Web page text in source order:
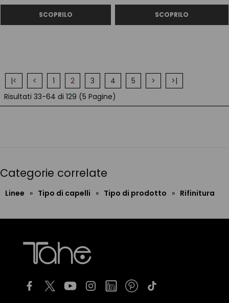
|< < 1 2 3 4 5 >
>|
Risultati 33-64 di 129 (5 Pagine)
Categorie correlate
Linee » Tipo di capelli » Tipo di prodotto » Rifinitura